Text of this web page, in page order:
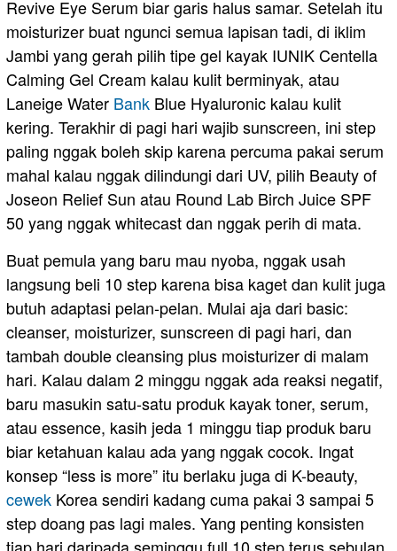
Revive Eye Serum biar garis halus samar. Setelah itu
moisturizer buat ngunci semua lapisan tadi, di iklim
Jambi yang gerah pilih tipe gel kayak IUNIK Centella
Calming Gel Cream kalau kulit berminyak, atau
Laneige Water Bank Blue Hyaluronic kalau kulit
kering. Terakhir di pagi hari wajib sunscreen, ini step
paling nggak boleh skip karena percuma pakai serum
mahal kalau nggak dilindungi dari UV, pilih Beauty of
Joseon Relief Sun atau Round Lab Birch Juice SPF
50 yang nggak whitecast dan nggak perih di mata.
Buat pemula yang baru mau nyoba, nggak usah
langsung beli 10 step karena bisa kaget dan kulit juga
butuh adaptasi pelan-pelan. Mulai aja dari basic:
cleanser, moisturizer, sunscreen di pagi hari, dan
tambah double cleansing plus moisturizer di malam
hari. Kalau dalam 2 minggu nggak ada reaksi negatif,
baru masukin satu-satu produk kayak toner, serum,
atau essence, kasih jeda 1 minggu tiap produk baru
biar ketahuan kalau ada yang nggak cocok. Ingat
konsep “less is more” itu berlaku juga di K-beauty,
cewek Korea sendiri kadang cuma pakai 3 sampai 5
step doang pas lagi males. Yang penting konsisten